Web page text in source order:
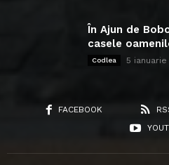
În Ajun de
casele
Codlea 5 ianuarie
FACEBOOK